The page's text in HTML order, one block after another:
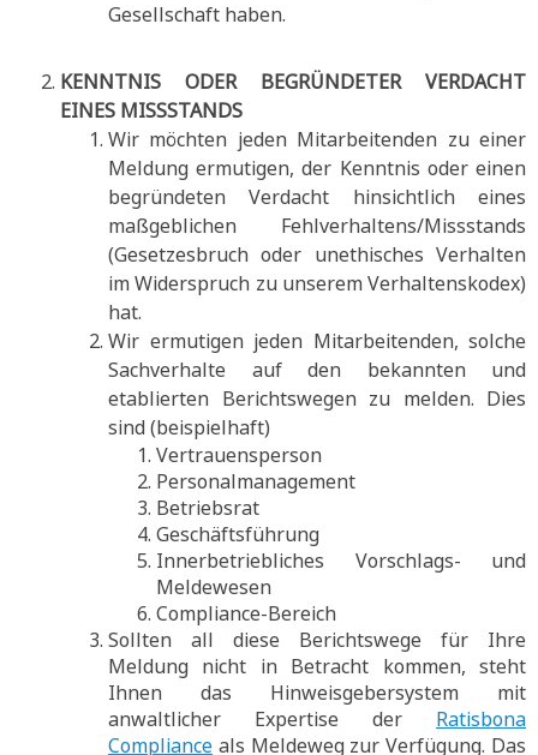
Gesellschaft haben.
KENNTNIS ODER BEGRÜNDETER VERDACHT
EINES MISSSTANDS
Wir möchten jeden Mitarbeitenden zu einer
Meldung ermutigen, der Kenntnis oder einen
begründeten Verdacht hinsichtlich eines
maßgeblichen Fehlverhaltens/Missstands
(Gesetzesbruch oder unethisches Verhalten
im Widerspruch zu unserem Verhaltenskodex)
hat.
Wir ermutigen jeden Mitarbeitenden, solche
Sachverhalte auf den bekannten und
etablierten Berichtswegen zu melden. Dies
sind (beispielhaft)
Vertrauensperson
Personalmanagement
Betriebsrat
Geschäftsführung
Innerbetriebliches Vorschlags- und
Meldewesen
Compliance-Bereich
Sollten all diese Berichtswege für Ihre
Meldung nicht in Betracht kommen, steht
Ihnen das Hinweisgebersystem mit
anwaltlicher Expertise der Ratisbona
Compliance als Meldeweg zur Verfügung. Das